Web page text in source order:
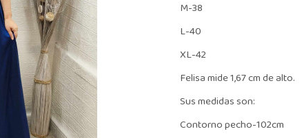
M-38
L-40
XL-42
Felisa mide 1,67 cm de alto.
Sus medidas son:
Contorno pecho-102cm